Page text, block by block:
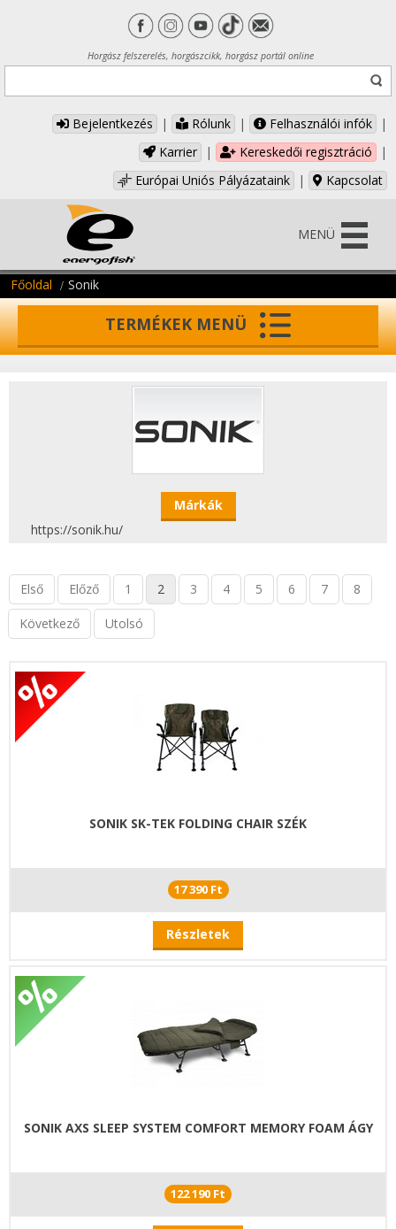
Horgász felszerelés, horgászcikk, horgász portál online
Bejelentkezés | Rólunk | Felhasználói infók
|
Karrier
| Kereskedői regisztráció
|
Európai Uniós Pályázataink
| Kapcsolat
MENÜ
Főoldal Sonik
TERMÉKEK MENÜ
Márkák
https://sonik.hu/
Első Előző 1 2 3 4 5 6 7 8
Következő Utolsó
SONIK SK-TEK FOLDING CHAIR SZÉK
17 390 Ft
Részletek
SONIK AXS SLEEP SYSTEM COMFORT MEMORY FOAM ÁGY
122 190 Ft